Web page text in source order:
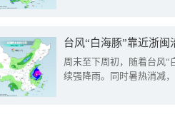
台风“白海豚”靠近浙
周末至下周初，随着台风“
续强降雨。同时暑热消减